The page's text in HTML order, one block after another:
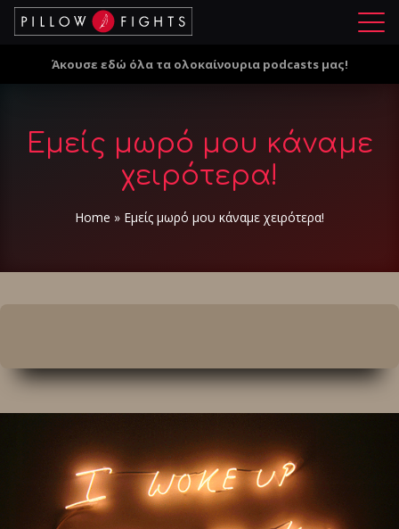
Μ
ο
Άκουσε εδώ όλα τα ολοκαίνουρια podcasts μας!
Εμείς μωρό μου κάναμε
χειρότερα!
Home » Εμείς μωρό μου κάναμε χειρότερα!